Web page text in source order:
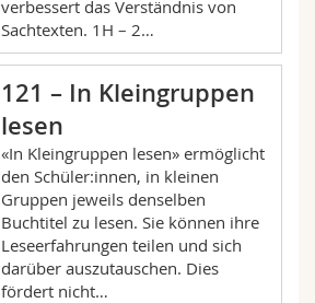
verbessert das Verständnis von
Sachtexten. 1H – 2…
121 – In Kleingruppen
lesen
«In Kleingruppen lesen» ermöglicht
den Schüler:innen, in kleinen
Gruppen jeweils denselben
Buchtitel zu lesen. Sie können ihre
Leseerfahrungen teilen und sich
darüber auszutauschen. Dies
fördert nicht…